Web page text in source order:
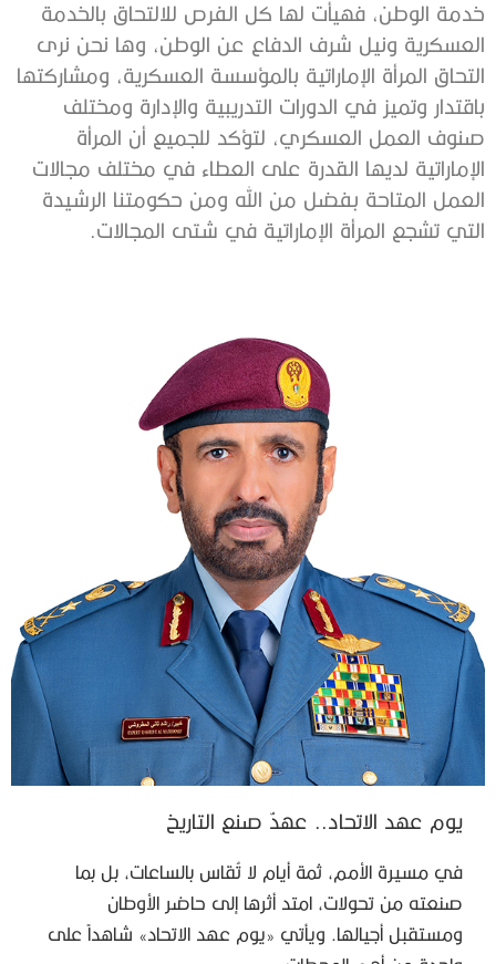
خدمة الوطن، فهيأت لها كل الفرص للالتحاق بالخدمة
العسكرية ونيل شرف الدفاع عن الوطن، وها نحن نرى
التحاق المرأة الإماراتية بالمؤسسة العسكرية، ومشاركتها
باقتدار وتميز في الدورات التدريبية والإدارة ومختلف
صنوف العمل العسكري، لتؤكد للجميع أن المرأة
الإماراتية لديها القدرة على العطاء في مختلف مجالات
العمل المتاحة بفضل من الله ومن حكومتنا الرشيدة
التي تشجع المرأة الإماراتية في شتى المجالات.
يوم عهد الاتحاد.. عهدٌ صنع التاريخ
في مسيرة الأمم، ثمة أيام لا تُقاس بالساعات، بل بما
صنعته من تحولات، امتد أثرها إلى حاضر الأوطان
ومستقبل أجيالها. ويأتي «يوم عهد الاتحاد» شاهداً على